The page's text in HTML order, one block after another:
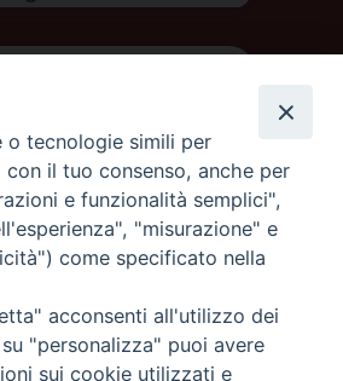
DI AOSTA
D'AOSTE
o tecnologie simili per
il tuo consenso, anche per
e funzionalità semplici",
"misurazione" e
come specificato nella
acconsenti all'utilizzo dei
"personalizza" puoi avere
sui cookie utilizzati e